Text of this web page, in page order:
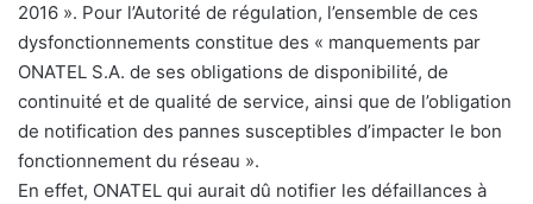
2016 ». Pour l’Autorité de régulation, l’ensemble de ces
dysfonctionnements constitue des « manquements par
ONATEL S.A. de ses obligations de disponibilité, de
continuité et de qualité de service, ainsi que de l’obligation
de notification des pannes susceptibles d’impacter le bon
fonctionnement du réseau ».
En effet, ONATEL qui aurait dû notifier les défaillances à